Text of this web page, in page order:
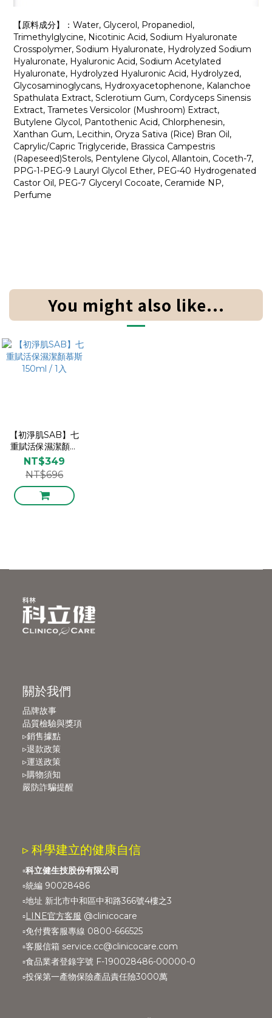
【原料成分】：Water, Glycerol, Propanediol,
Trimethylglycine, Nicotinic Acid, Sodium Hyaluronate
Crosspolymer, Sodium Hyaluronate, Hydrolyzed Sodium
Hyaluronate, Hyaluronic Acid, Sodium Acetylated
Hyaluronate, Hydrolyzed Hyaluronic Acid, Hydrolyzed,
Glycosaminoglycans, Hydroxyacetophenone, Kalanchoe
Spathulata Extract, Sclerotium Gum, Cordyceps Sinensis
Extract, Trametes Versicolor (Mushroom) Extract,
Butylene Glycol, Pantothenic Acid, Chlorphenesin,
Xanthan Gum, Lecithin, Oryza Sativa (Rice) Bran Oil,
Caprylic/Capric Triglyceride, Brassica Campestris
(Rapeseed)Sterols, Pentylene Glycol, Allantoin, Coceth-7,
PPG-1-PEG-9 Lauryl Glycol Ether, PEG-40 Hydrogenated
Castor Oil, PEG-7 Glyceryl Cocoate, Ceramide NP,
Perfume
You might also like...
【初淨肌SAB】七
重賦活保濕潔顏慕
斯 150ml / 1入
NT$349
NT$696
關於我們
品牌故事
品質檢驗與獎項
▹銷售據點
▹退款政策
▹運送政策
▹購物須知
嚴防詐騙提醒
▹ 科學建立的健康自信
▫️科立健生技股份有限公司
▫️統編 90028486
▫️地址 新北市中和區中和路366號4樓之3
▫️LINE官方客服 @clinicocare
▫️免付費客服專線 0800-666525
▫️客服信箱 service.cc@clinicocare.com
▫️食品業者登錄字號 F-190028486-00000-0
▫️投保第一產物保險產品責任險3000萬